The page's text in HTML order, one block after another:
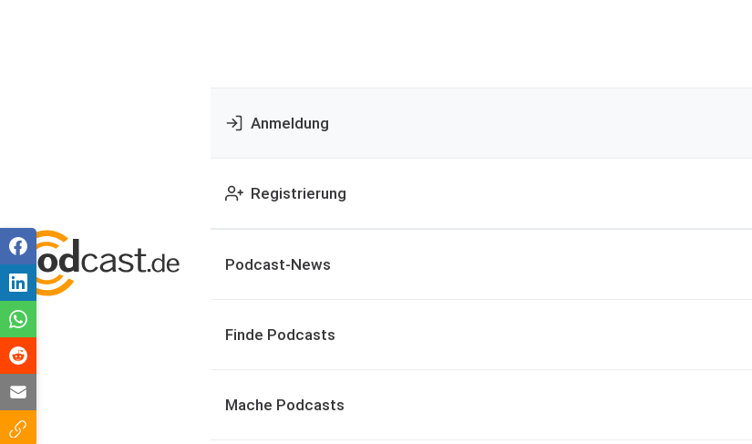
Anmeldung
Registrierung
Podcast-News
Finde Podcasts
Mache Podcasts